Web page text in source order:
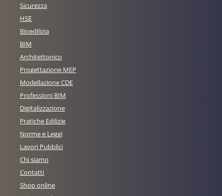
Sicurezza
HSE
Bioedilizia
BIM
Architettonico
Progettazione MEP
Modellazione CDE
Professioni BIM
Digitalizzazione
Pratiche Edilizie
Norme e Leggi
Lavori Pubblici
Chi siamo
Contatti
Shop online